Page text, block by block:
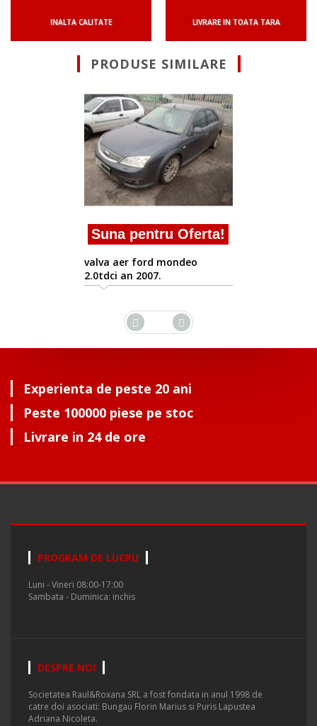
INALTA CALITATE LIVRARE IN TOATA TARA
PRODUSE SIMILARE
Suna pentru
Ford Mondeo 3 2000/11-
2007/08
Experienta de peste 20 ani
Peste 100000 piese pe stoc
Livrare in 24 de ore
PROGRAM DE LUCRU
Luni - Vineri 08:00-17:00
Sambata - Duminica: inchis
DESPRE NOI
Societatea Raul&Roxana SRL a fost fondata in anul 1998 de
catre doi asociati: Bungau Florin Marius si Puris Lapustea
Adriana Nicoleta.